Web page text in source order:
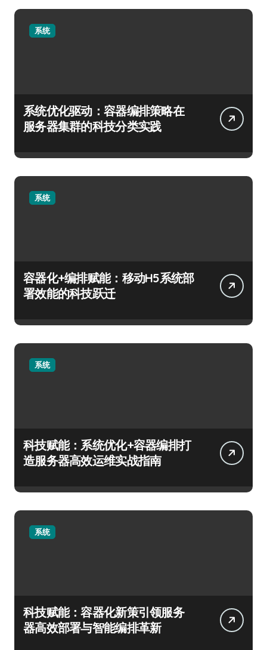
系统
系统优化驱动：容器编排策略在
服务器集群的科技分类实践
系统
容器化+编排赋能：移动H5系统部
署效能的科技跃迁
系统
科技赋能：系统优化+容器编排打
造服务器高效运维实战指南
系统
科技赋能：容器化新策引领服务
器高效部署与智能编排革新